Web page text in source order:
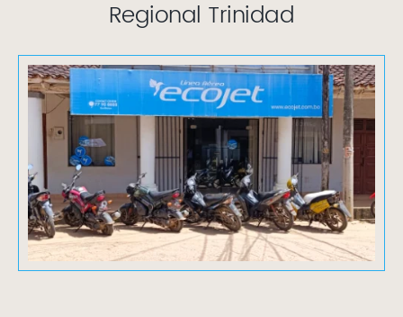
Regional Trinidad